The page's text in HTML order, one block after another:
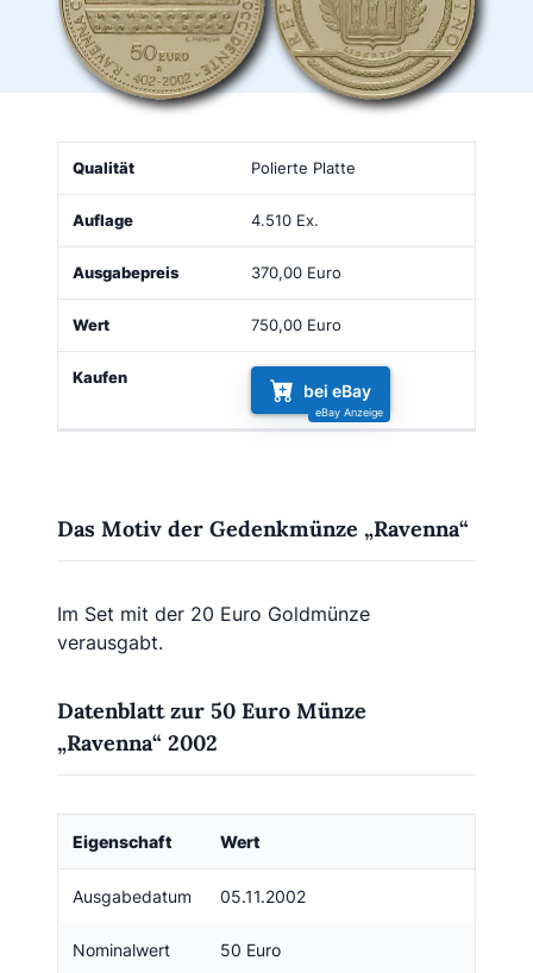
Qualität Ausgabepreis
Polierte Platte
4.510 Ex.
370,00 Euro
750,00 Euro
bei eBay
Das Motiv der Gedenkmünze „Ravenna“
Im Set mit der 20 Euro Goldmünze
verausgabt.
Datenblatt zur 50 Euro Münze
„Ravenna“ 2002
Eigenschaft Wert
Ausgabedatum 05.11.2002
Nominalwert 50 Euro